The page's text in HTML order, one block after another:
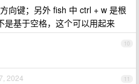
向键；另外 fish 中 ctrl + w 是根
是基于空格，这个可以用起来
10
11
2024